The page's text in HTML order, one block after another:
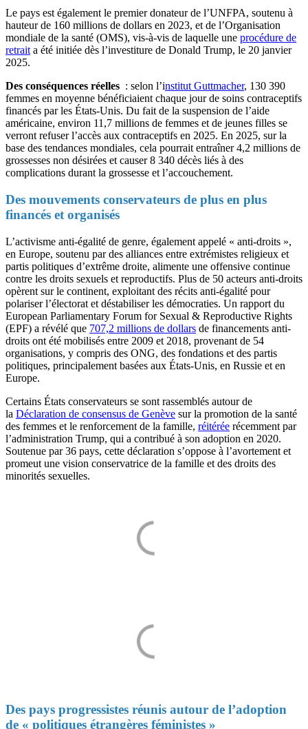
Le pays est également le premier donateur de l’UNFPA, soutenu à
hauteur de 160 millions de dollars en 2023, et de l’Organisation
mondiale de la santé (OMS), vis-à-vis de laquelle une procédure de
retrait a été initiée dès l’investiture de Donald Trump, le 20 janvier
2025.
Des conséquences réelles : selon l’institut Guttmacher, 130 390
femmes en moyenne bénéficiaient chaque jour de soins contraceptifs
financés par les États-Unis. Du fait de la suspension de l’aide
américaine, environ 11,7 millions de femmes et de jeunes filles se
verront refuser l’accès aux contraceptifs en 2025. En 2025, sur la
base des tendances mondiales, cela pourrait entraîner 4,2 millions de
grossesses non désirées et causer 8 340 décès liés à des
complications durant la grossesse et l’accouchement.
Des mouvements conservateurs de plus en plus
financés et organisés
L’activisme anti-égalité de genre, également appelé « anti-droits »,
en Europe, soutenu par des alliances entre extrémistes religieux et
partis politiques d’extrême droite, alimente une offensive continue
contre les droits sexuels et reproductifs. Plus de 50 acteurs anti-droits
opèrent sur le continent, exploitant des récits anti-égalité pour
polariser l’électorat et déstabiliser les démocraties. Un rapport du
European Parliamentary Forum for Sexual & Reproductive Rights
(EPF) a révélé que 707,2 millions de dollars de financements anti-
droits ont été mobilisés entre 2009 et 2018, provenant de 54
organisations, y compris des ONG, des fondations et des partis
politiques, principalement basées aux États-Unis, en Russie et en
Europe.
Certains États conservateurs se sont rassemblés autour de
la Déclaration de consensus de Genève sur la promotion de la santé
des femmes et le renforcement de la famille, réitérée récemment par
l’administration Trump, qui a contribué à son adoption en 2020.
Soutenue par 36 pays, cette déclaration s’oppose à l’avortement et
promeut une vision conservatrice de la famille et des droits des
minorités sexuelles.
Des pays progressistes réunis autour de l’adoption
de « politiques étrangères féministes »